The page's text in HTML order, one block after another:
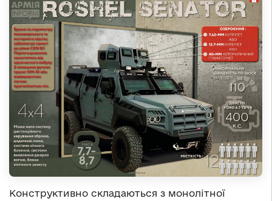
Конструктивно складаються з монолітної